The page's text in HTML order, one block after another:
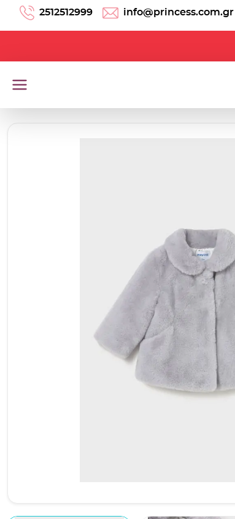
Μετάβαση στο περιεχόμενο
2512512999 info@princess.com.gr